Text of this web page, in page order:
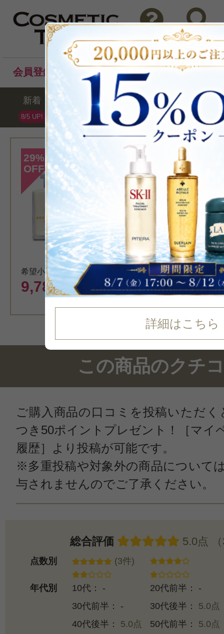
問い合わせ 検索
会員登録後のお買い物でポイントプレゼント！
新着
8/5 UP!
セール ランキング ブ
詳細はこちら
29%
OFF
希望小売価格 13,970円
9,780 円（税込）
[アロマセラピー
ツ]
>サポート ブリ
ドシャワーオイ
入浴剤・バ
カート
この商品のクチ
ご購入商品の口コミを投稿いただく
つき50ポイントプレゼント！［マイ
履歴］より投稿が可能です。
※多重投稿や対象外の商品について
与されませんのでご了承ください。
総合評価 5.0点
点数別 (3件)
年代別 10代： -
20代前半： -
30代前半： -
30代後半： 5.0点
40代後半： 5.0点 50代前半： 5.0点